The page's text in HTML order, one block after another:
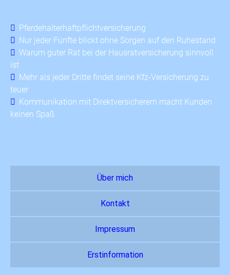
Pferdehalterhaftpflichtversicherung
Nur jeder Fünfte blickt ohne Sorgen auf den Ruhestand
Warum guter Rat bei der Hausratversicherung sinnvoll
ist
Mehr als jeder Dritte findet seine Kfz-Versicherung zu
teuer
Kommunikation mit Direktversicherern macht Kunden
keinen Spaß
Über mich
Kontakt
Impressum
Erstinformation